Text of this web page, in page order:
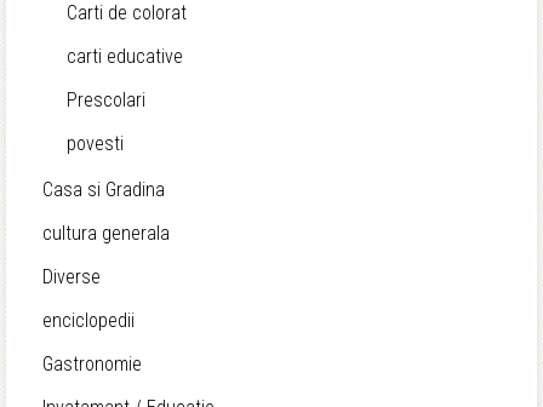
Carti de colorat
carti educative
Prescolari
povesti
Casa si Gradina
cultura generala
Diverse
enciclopedii
Gastronomie